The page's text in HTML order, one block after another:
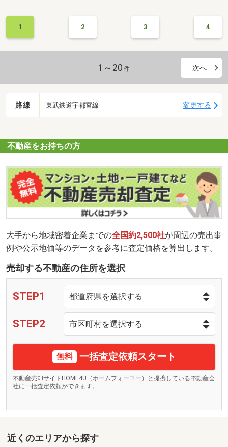
1 2 3 4
1～20 件 次へ
路線 東武鉄道宇都宮線 変更する
不動産をお持ちの方
大手から地域密着企業までの全国約2,500社が周辺の売出事
例や公示地価等のデータを参考に査定価格を算出します。
売却する不動産の住所を選択
STEP1
STEP2
無料 一括査定依頼スタート
不動産売却サイトHOME4U（ホームフォーユー）と提携している不動産会
社に一括査定依頼ができます。
近くのエリアから探す